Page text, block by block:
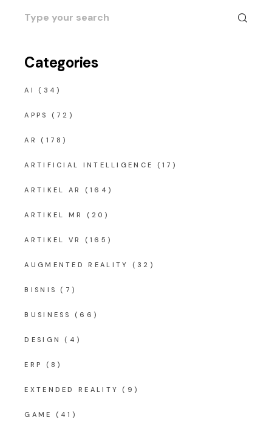
Search
for:
Categories
AI (34)
APPS (72)
AR (178)
ARTIFICIAL INTELLIGENCE (17)
ARTIKEL AR (164)
ARTIKEL MR (20)
ARTIKEL VR (165)
AUGMENTED REALITY (32)
BISNIS (7)
BUSINESS (66)
DESIGN (4)
ERP (8)
EXTENDED REALITY (9)
GAME (41)